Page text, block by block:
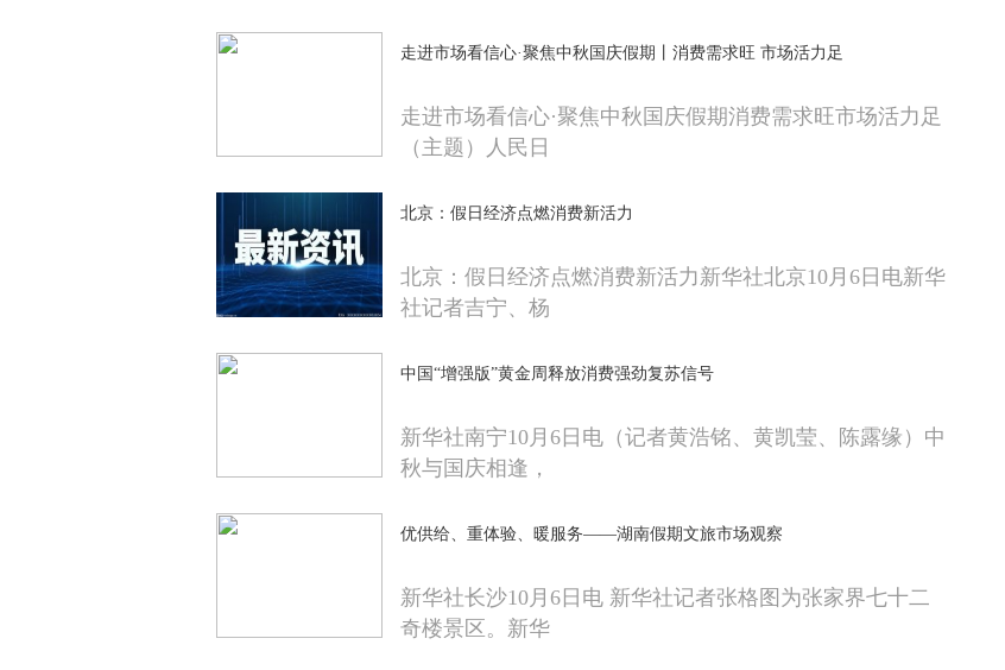
走进市场看信心·聚焦中秋国庆假期丨消费需求旺 市场活力足
走进市场看信心·聚焦中秋国庆假期消费需求旺市场活力足
（主题）人民日
北京：假日经济点燃消费新活力
北京：假日经济点燃消费新活力新华社北京10月6日电新华
社记者吉宁、杨
中国“增强版”黄金周释放消费强劲复苏信号
新华社南宁10月6日电（记者黄浩铭、黄凯莹、陈露缘）中
秋与国庆相逢，
优供给、重体验、暖服务——湖南假期文旅市场观察
新华社长沙10月6日电 新华社记者张格图为张家界七十二
奇楼景区。新华